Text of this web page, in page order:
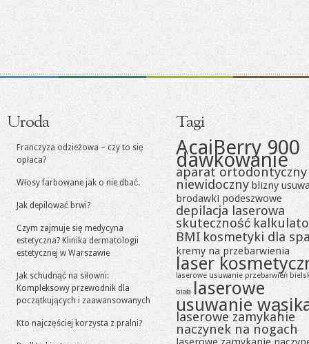
Uroda
Franczyza odzieżowa – czy to się
opłaca?
Włosy farbowane jak o nie dbać.
Jak depilować brwi?
Czym zajmuje się medycyna
estetyczna? Klinika dermatologii
estetycznej w Warszawie
Jak schudnąć na siłowni:
Kompleksowy przewodnik dla
początkujących i zaawansowanych
Kto najczęściej korzysta z pralni?
Tagi
AcaiBerry 900
dawkowanie
aparat ortodontyczny
niewidoczny blizny
brodawki podeszwowe
depilacja laserowa
skuteczność
BMI kosmetyki dla
kremy na przebarwienia
laser
laserowe usuwanie przebarwień
biała laserowe
usuwanie
laserowe zamykanie
naczynek na nogach